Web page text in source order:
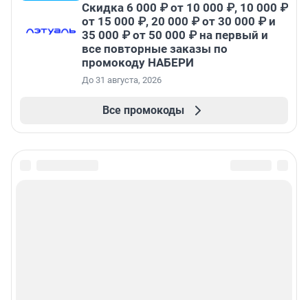
Скидка 6 000 ₽ от 10 000 ₽, 10 000 ₽
от 15 000 ₽, 20 000 ₽ от 30 000 ₽ и
35 000 ₽ от 50 000 ₽ на первый и
все повторные заказы по
промокоду НАБЕРИ
До 31 августа, 2026
Все промокоды